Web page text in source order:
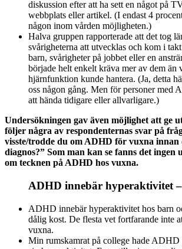
diskussion efter att ha sett en något på
webbplats eller artikel. (I endast 4
någon inom vården möjligheten.)
Halva gruppen rapporterade att det tog
svårigheterna att utvecklas och kom i
barn, svårigheter på jobbet eller en
började helt enkelt kräva mer av dem än
hjärnfunktion kunde hantera. (Ja, detta
oss någon gång. Men för personer med
att hända tidigare eller allvarligare.)
Undersökningen gav även möjlighet att ge
följer några av respondenternas svar på
visste/trodde du om ADHD för vuxna
diagnos?” Som man kan se fanns det ingen
om tecknen på ADHD hos vuxna.
ADHD innebär hyperaktivitet
ADHD innebär hyperaktivitet hos barn
dålig kost. De flesta vet fortfarande inte
vuxna.
Min rumskamrat på college hade